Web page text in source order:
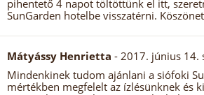
pihentető 4 napot töltöttünk el itt,
SunGarden hotelbe visszatérni.
Mátyássy Henrietta - 2017. június 14.
Mindenkinek tudom ajánlani a siófoki
mértékben megfelelt az ízlésünknek és